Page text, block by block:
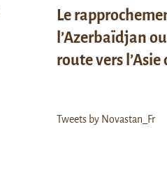
Le
l’Azerbaïdjan
route vers l’Asie
Tweets by Novastan_Fr